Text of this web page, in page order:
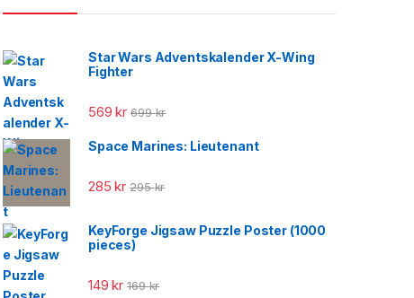
Star Wars Adventskalender X-Wing
Fighter
569kr 699kr
Space Marines: Lieutenant
285kr 295kr
KeyForge Jigsaw Puzzle Poster (1000
pieces)
149kr 169kr